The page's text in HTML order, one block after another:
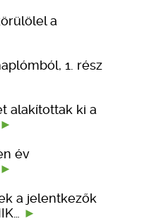
a
1. rész
alakítottak ki a
év
a jelentkezők